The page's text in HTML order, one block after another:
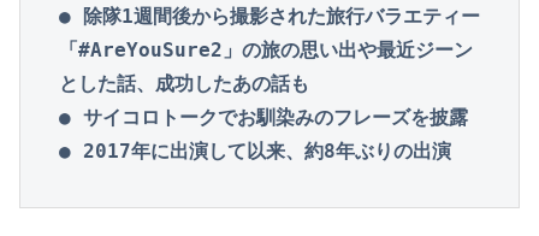
● 除隊1週間後から撮影された旅行バラエティー
「#AreYouSure2」の旅の思い出や最近ジーン
とした話、成功したあの話も
● サイコロトークでお馴染みのフレーズを披露
● 2017年に出演して以来、約8年ぶりの出演